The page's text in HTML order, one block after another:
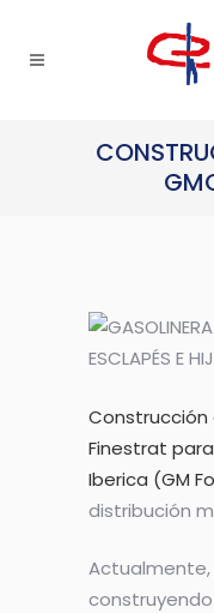
Construcción
Finestrat
Iberica (GM
distribución
Actualmente,